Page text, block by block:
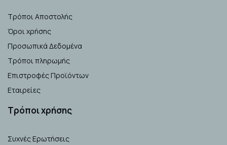
Τρόποι Αποστολής
Όροι χρήσης
Προσωπικά Δεδομένα
Τρόποι πληρωμής
Επιστροφές Προϊόντων
Εταιρείες
Τρόποι χρήσης
Συχνές Ερωτήσεις